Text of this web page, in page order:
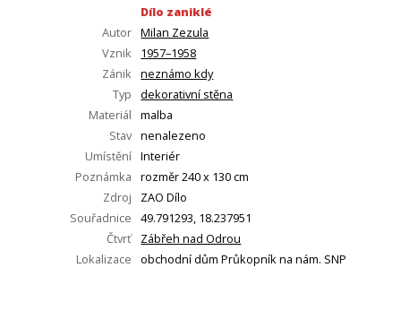
Dílo zaniklé
Autor Milan Zezula
Vznik
1957–1958
Zánik neznámo kdy
Typ
dekorativní stěna
Materiál
malba
Stav nenalezeno
Umístění Interiér
Poznámka
rozměr 240 x 130 cm
Zdroj
ZAO Dílo
Souřadnice
49.791293, 18.237951
Čtvrť Zábřeh nad Odrou
Lokalizace
obchodní dům Průkopník na nám. SNP